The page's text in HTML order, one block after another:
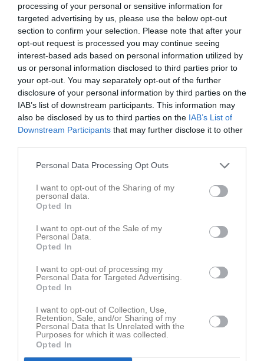
processing of your personal or sensitive information for
targeted advertising by us, please use the below opt-out
section to confirm your selection. Please note that after your
opt-out request is processed you may continue seeing
interest-based ads based on personal information utilized by
us or personal information disclosed to third parties prior to
your opt-out. You may separately opt-out of the further
disclosure of your personal information by third parties on the
IAB’s list of downstream participants. This information may
also be disclosed by us to third parties on the IAB’s List of
Downstream Participants that may further disclose it to other
Personal Data Processing Opt Outs
I want to opt-out of the Sharing of my
personal data.
Opted In
I want to opt-out of the Sale of my
Personal Data.
Opted In
I want to opt-out of processing my
Personal Data for Targeted Advertising.
Opted In
I want to opt-out of Collection, Use,
Retention, Sale, and/or Sharing of my
Personal Data that Is Unrelated with the
Purposes for which it was collected.
Opted In
Kvartersen 2026
Det är kul att så många hör av sig med frågor om Kvartersen 2026, det måste betyda att intresset är stort att komma igång med fotbollssäsongen för de minsta. Kvartersen kommer enligt tradition arrangeras av Moffe BK. Speldatumen detta år: 24 maj, 31 maj och 7 juni för vårterminen och till hösten har vi speldagar: 16 augusti, 30 augusti och 6 september. Vi flyttar alltså Kvartersen till söndagar detta år. Matckerna kommer spelas på Myrans konstgräsplan. Annonsering kommer även ske i tidningen Yippie. Anmälan senast 3 maj till moffebk@outlook.com Anmälningsavgiften är 250 kr per spelare. Avgiften ska vara betald innan premiären den 24 maj till bankgiro 5268-6417. Årets klasser: Flickor födda 2017 Pojkar födda 2017 Flickor födda 2018 Pojkar födda 2018 Flickor födda 2019 Pojkar födda 2019
Moffe BK 1 apr
Visa fler nyheter
Senast uppladdade video
Logga in och ladda upp ert första klipp
Kvartersen
Spelade matcher